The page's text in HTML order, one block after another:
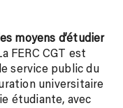
moyens d’étudier
FERC CGT est
service public du
universitaire
étudiante, avec